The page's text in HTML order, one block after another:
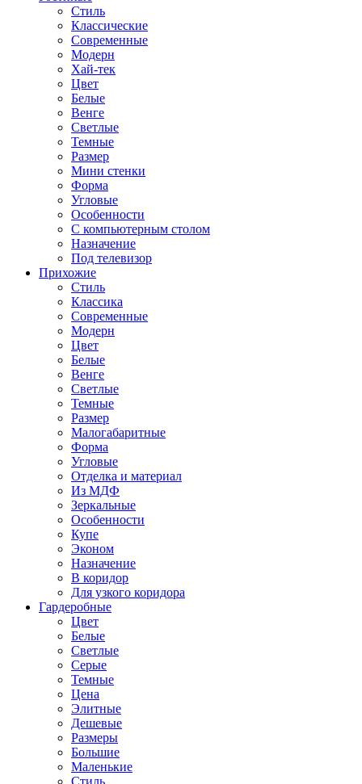
Стиль
Классические
Современные
Модерн
Хай-тек
Цвет
Белые
Венге
Светлые
Темные
Размер
Мини стенки
Форма
Угловые
Особенности
С компьютерным столом
Назначение
Под телевизор
Прихожие
Стиль
Классика
Современные
Модерн
Цвет
Белые
Венге
Светлые
Темные
Размер
Малогабаритные
Форма
Угловые
Отделка и материал
Из МДФ
Зеркальные
Особенности
Купе
Эконом
Назначение
В коридор
Для узкого коридора
Гардеробные
Цвет
Белые
Светлые
Серые
Темные
Цена
Элитные
Дешевые
Размеры
Большие
Маленькие
Стиль